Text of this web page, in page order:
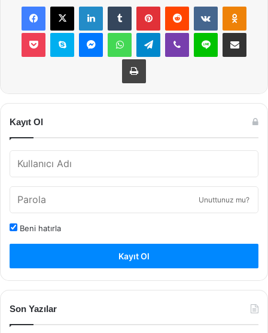
Facebook
X LinkedInTumblr PinterestReddit VKontakte
Pocket Skype MessengerWhatsAppTelegramViber Line E-Posta ile
Yazdır
Kayıt Ol
Unuttunuz mu?
Beni hatırla
Kayıt Ol
Son Yazılar